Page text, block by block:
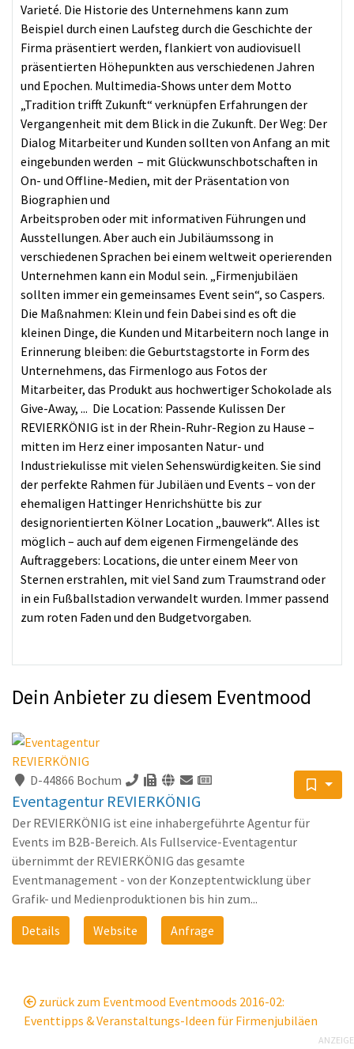
Varieté. Die Historie des Unternehmens kann zum
Beispiel durch einen Laufsteg durch die Geschichte der
Firma präsentiert werden, flankiert von audiovisuell
präsentierten Höhepunkten aus verschiedenen Jahren
und Epochen. Multimedia-Shows unter dem Motto
„Tradition trifft Zukunft“ verknüpfen Erfahrungen der
Vergangenheit mit dem Blick in die Zukunft. Der Weg: Der
Dialog Mitarbeiter und Kunden sollten von Anfang an mit
eingebunden werden – mit Glückwunschbotschaften in
On- und Offline-Medien, mit der Präsentation von
Biographien und
Arbeitsproben oder mit informativen Führungen und
Ausstellungen. Aber auch ein Jubiläumssong in
verschiedenen Sprachen bei einem weltweit operierenden
Unternehmen kann ein Modul sein. „Firmenjubiläen
sollten immer ein gemeinsames Event sein“, so Caspers.
Die Maßnahmen: Klein und fein Dabei sind es oft die
kleinen Dinge, die Kunden und Mitarbeitern noch lange in
Erinnerung bleiben: die Geburtstagstorte in Form des
Unternehmens, das Firmenlogo aus Fotos der
Mitarbeiter, das Produkt aus hochwertiger Schokolade als
Give-Away, ... Die Location: Passende Kulissen Der
REVIERKÖNIG ist in der Rhein-Ruhr-Region zu Hause –
mitten im Herz einer imposanten Natur- und
Industriekulisse mit vielen Sehenswürdigkeiten. Sie sind
der perfekte Rahmen für Jubiläen und Events – von der
ehemaligen Hattinger Henrichshütte bis zur
designorientierten Kölner Location „bauwerk“. Alles ist
möglich – auch auf dem eigenen Firmengelände des
Auftraggebers: Locations, die unter einem Meer von
Sternen erstrahlen, mit viel Sand zum Traumstrand oder
in ein Fußballstadion verwandelt wurden. Immer passend
zum roten Faden und den Budgetvorgaben.
Dein Anbieter zu diesem Eventmood
D-44866 Bochum
Eventagentur REVIERKÖNIG
Der REVIERKÖNIG ist eine inhabergeführte Agentur für
Events im B2B-Bereich. Als Fullservice-Eventagentur
übernimmt der REVIERKÖNIG das gesamte
Eventmanagement - von der Konzeptentwicklung über
Grafik- und Medienproduktionen bis hin zum...
Details
Website Anfrage
zurück zum Eventmood Eventmoods 2016-02:
Eventtipps & Veranstaltungs-Ideen für Firmenjubiläen
ANZEIGE